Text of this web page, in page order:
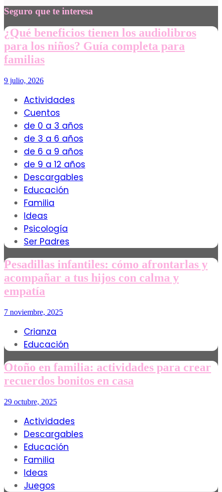
Seguro que te interesa
¿Qué beneficios tienen los audiolibros
para los niños? Guía completa para
familias
9 julio, 2026
Actividades
Cuentos
de 0 a 3 años
de 3 a 6 años
de 6 a 9 años
de 9 a 12 años
Descargables
Educación
Familia
Ideas
Psicología
Ser Padres
Pesadillas infantiles: cómo afrontarlas y
acompañar a tus hijos con calma y
empatía
7 noviembre, 2025
Crianza
Educación
Otoño en familia: actividades para crear
recuerdos bonitos en casa
29 octubre, 2025
Actividades
Descargables
Educación
Familia
Ideas
Juegos